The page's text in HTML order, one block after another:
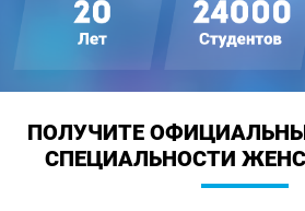
ПОЛУЧИТЕ
СПЕЦИАЛЬНОСТИ